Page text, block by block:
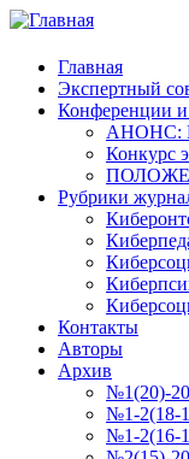
Главная
Экспертный
Конференции
АНОНС:
Конкурс
Рубрики
Контакты
Авторы
Архив
№1(20)-
№1-2(18-
№1-2(16-